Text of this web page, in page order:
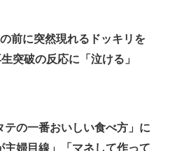
前に突然現れるドッキリを
破の反応に「泣ける」
テの一番おいしい食べ方」に
婦目線」「マネして作って